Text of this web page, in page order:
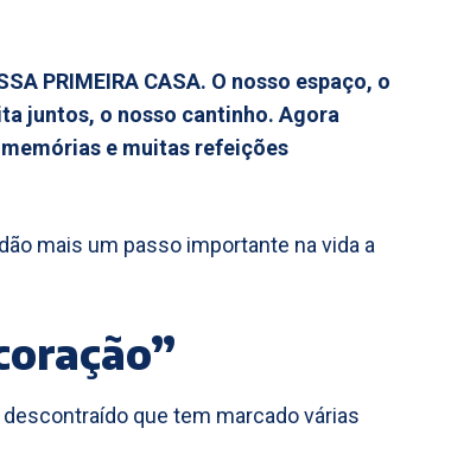
PRIMEIRA CASA. O nosso espaço, o
juntos, o nosso cantinho. Agora
e muitas refeições
mais um passo importante na vida a
que tem marcado várias